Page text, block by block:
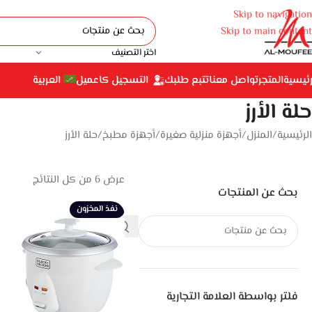
Skip to navigation
Skip to main content
اختر التصنيف
المتجرتواصل معناتتبع طلبك التسجيل كاعميل العربية
حلة الأرز
الرئيسية المنزل أجهزة منزلية صغيرة أجهزة مطبخ حلة الأرز
بحث عن المنتجات
فلتر بواسطة العلامة التجارية
عرض ⁦6⁩ من كل النتائج
نفذ المخزون